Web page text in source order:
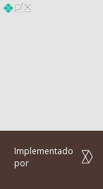
Implementado
por